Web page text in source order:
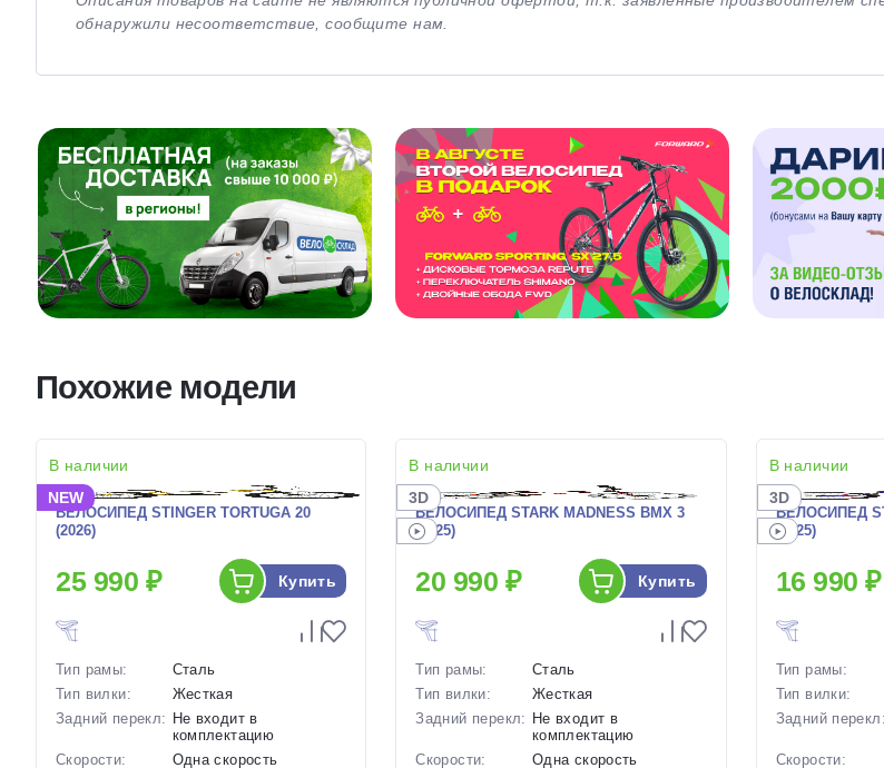
обнаружили несоответствие, сообщите нам.
Похожие модели
В наличии
NEW
ВЕЛОСИПЕД STINGER TORTUGA 20
(2026)
25 990 ₽ Купить
Тип рамы:
Сталь
Тип вилки:
Жесткая
Задний перекл: Не входит в
комплектацию
Скорости:
Одна скорость
В наличии
3D
ВЕЛОСИПЕД STARK MADNESS BMX 3
(2025)
20 990 ₽ Купить
Тип рамы:
Сталь
Тип вилки:
Жесткая
Задний перекл: Не входит в
комплектацию
Скорости:
Одна скорость
В наличии
3D
ВЕЛОСИПЕД
(2025)
16 990 ₽
Тип рамы:
Тип вилки:
Задний перекл:
Скорости: